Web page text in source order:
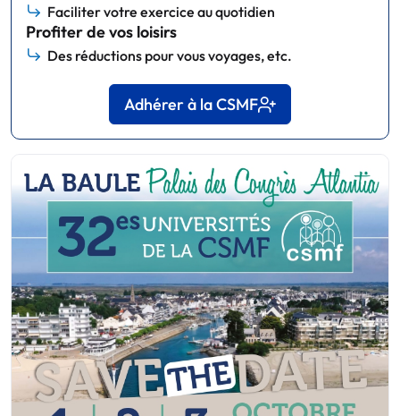
Faciliter votre exercice au quotidien
Profiter de vos loisirs
Des réductions pour vous voyages, etc.
Adhérer à la CSMF